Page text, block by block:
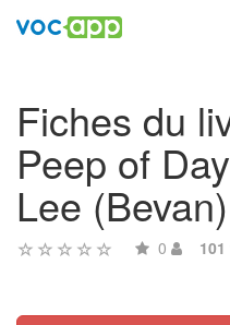
Fiches du
Peep of
Lee
0